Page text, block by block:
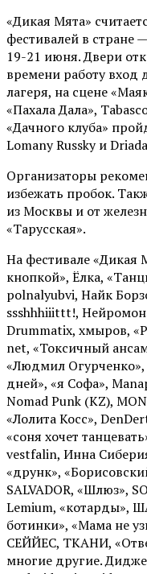
«Дикая Мята»
фестивалей в стране
19-21 июня. Двери
времени работу вход
лагеря, на сцене
«Пахала Дала»,
«Дачного клуба»
Lomany Russky и
Организаторы
избежать пробок.
из Москвы и от
«Тарусская».
На фестивале «Дикая
кнопкой», Ёлка,
polnalyubvi, Найк
ssshhhiiittt!,
Drummatix, хмыров,
net, «Токсичный
«Людмил Огурченко»,
дней», «я Софа»,
Nomad Punk (KZ),
«Лолита Косс»,
«соня хочет
vestfalin, Инна
«друнк»,
SALVADOR, «Шлюз»,
Lemium, «котарды»,
ботинки», «Мама не
СЕЙЙЕС, ТКАНИ,
многие другие.